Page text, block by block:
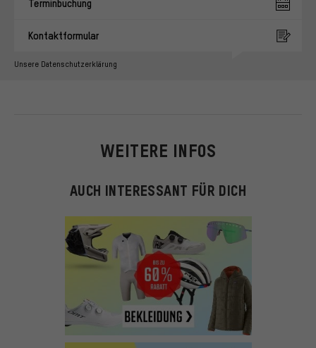
Terminbuchung
Kontaktformular
Unsere Datenschutzerklärung
WEITERE INFOS
AUCH INTERESSANT FÜR DICH